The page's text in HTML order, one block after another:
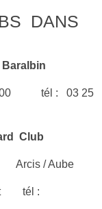
DANS
200 tél : 03 25
Club
/ Aube
tél :